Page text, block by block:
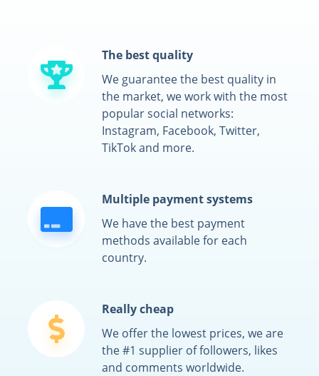
The best quality
We guarantee the best quality in
the market, we work with the most
popular social networks:
Instagram, Facebook, Twitter,
TikTok and more.
Multiple payment systems
We have the best payment
methods available for each
country.
Really cheap
We offer the lowest prices, we are
the #1 supplier of followers, likes
and comments worldwide.